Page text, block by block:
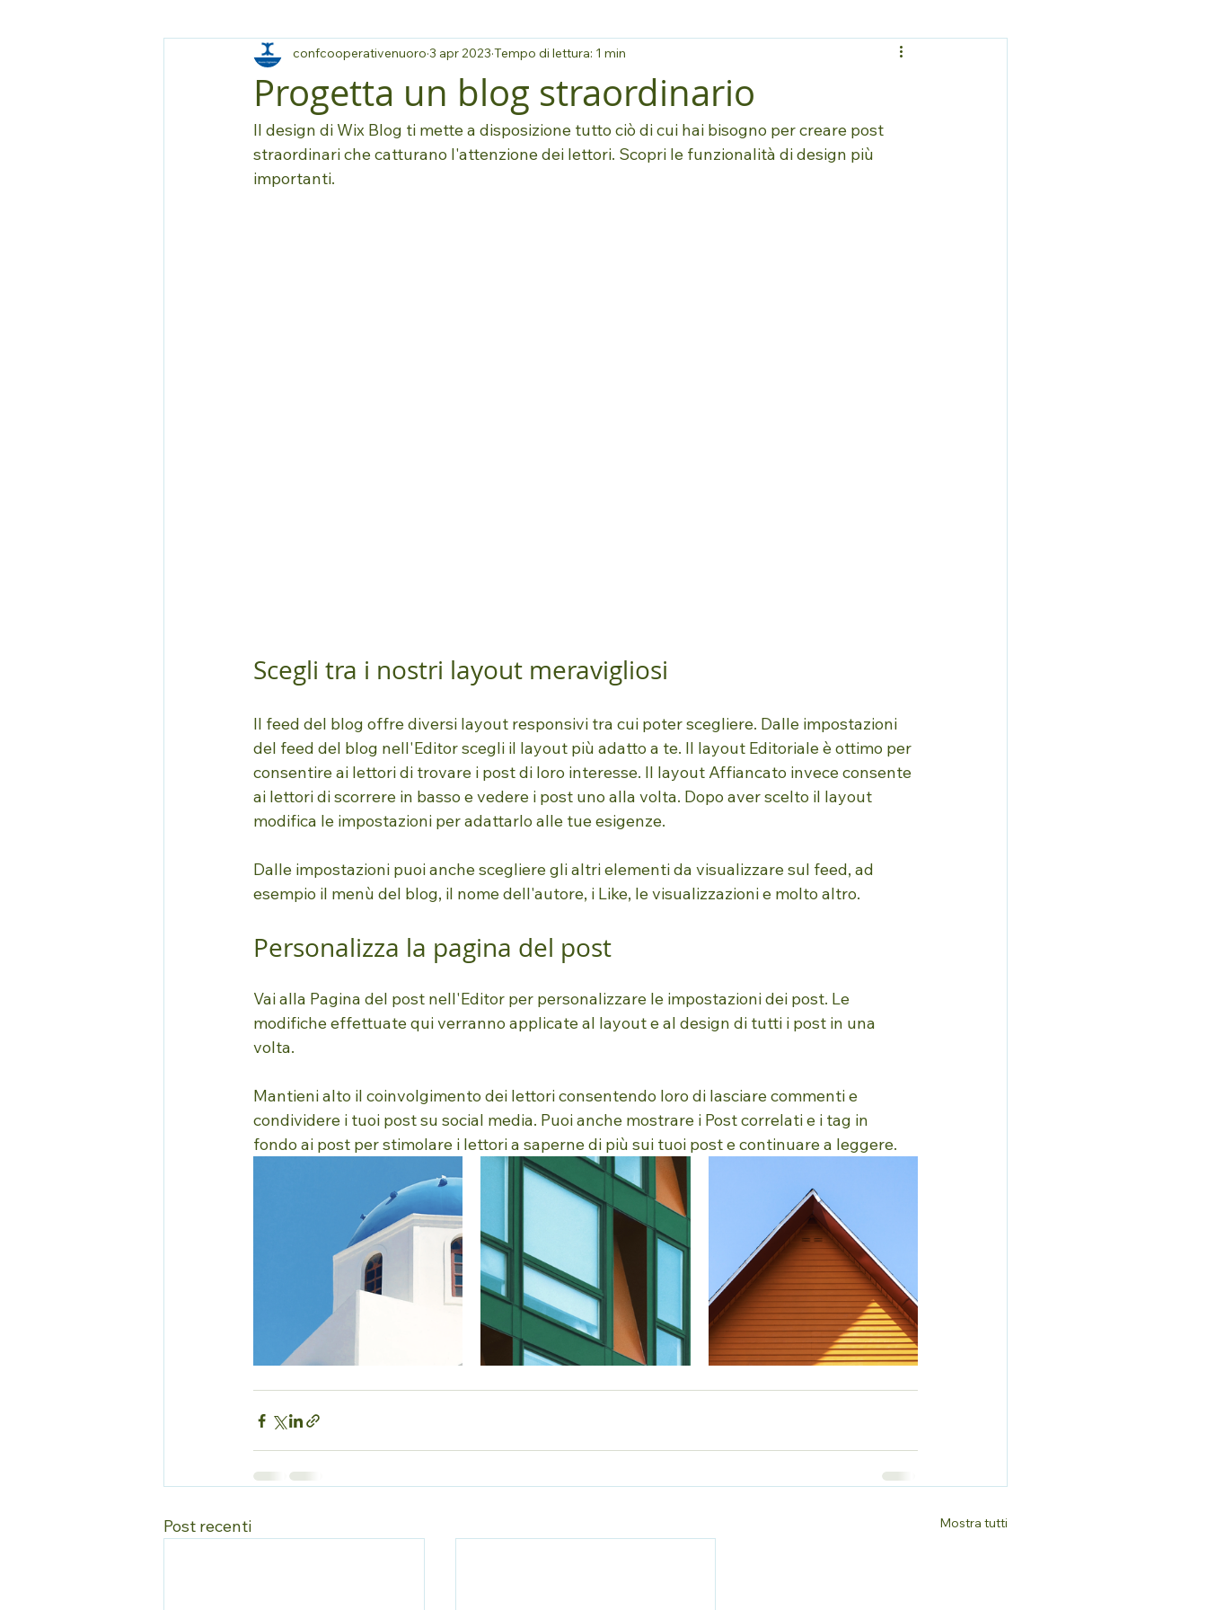
Progetta un blog straordinario
confcooperativenuoro 3 apr 2023 Tempo di lettura: 1 min
Il design di Wix Blog ti mette a disposizione tutto ciò di cui hai bisogno per creare post
straordinari che catturano l'attenzione dei lettori. Scopri le funzionalità di design più
importanti.
Scegli tra i nostri layout meravigliosi
Il feed del blog offre diversi layout responsivi tra cui poter scegliere. Dalle impostazioni
del feed del blog nell'Editor scegli il layout più adatto a te. Il layout Editoriale è ottimo per
consentire ai lettori di trovare i post di loro interesse. Il layout Affiancato invece consente
ai lettori di scorrere in basso e vedere i post uno alla volta. Dopo aver scelto il layout
modifica le impostazioni per adattarlo alle tue esigenze.
Dalle impostazioni puoi anche scegliere gli altri elementi da visualizzare sul feed, ad
esempio il menù del blog, il nome dell'autore, i Like, le visualizzazioni e molto altro.
Personalizza la pagina del post
Vai alla Pagina del post nell'Editor per personalizzare le impostazioni dei post. Le
modifiche effettuate qui verranno applicate al layout e al design di tutti i post in una
volta.
Mantieni alto il coinvolgimento dei lettori consentendo loro di lasciare commenti e
condividere i tuoi post su social media. Puoi anche mostrare i Post correlati e i tag in
fondo ai post per stimolare i lettori a saperne di più sui tuoi post e continuare a leggere.
Post recenti Mostra tutti